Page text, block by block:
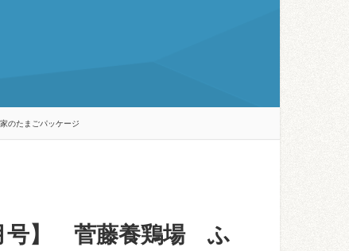
のたまごパッケージ
号】 菅藤養鶏場 ふ